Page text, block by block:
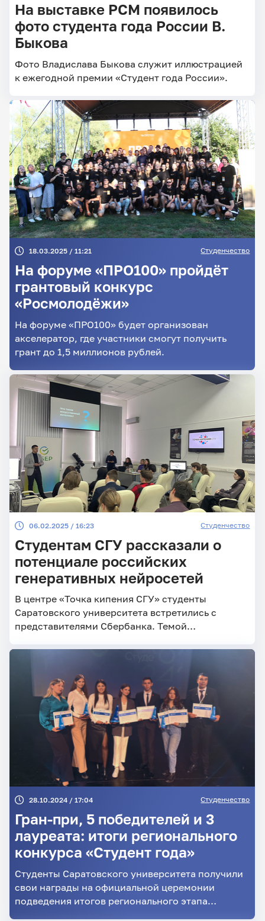
На выставке РСМ появилось
фото студента года России В.
Быкова
Фото Владислава Быкова служит иллюстрацией
к ежегодной премии «Студент года России».
18.03.2025 / 11:21 Студенчество
На форуме «ПРО100» пройдёт
грантовый конкурс
«Росмолодёжи»
На форуме «ПРО100» будет организован
акселератор, где участники смогут получить
грант до 1,5 миллионов рублей.
06.02.2025 / 16:23 Студенчество
Студентам СГУ рассказали о
потенциале российских
генеративных нейросетей
В центре «Точка кипения СГУ» студенты
Саратовского университета встретились с
представителями Сбербанка. Темой
28.10.2024 / 17:04 Студенчество
Гран-при, 5 победителей и 3
лауреата: итоги регионального
конкурса «Студент года»
Студенты Саратовского университета получили
свои награды на официальной церемонии
подведения итогов регионального этапа